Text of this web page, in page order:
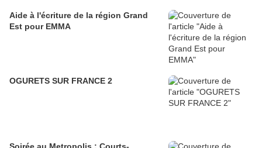
Aide à l'écriture de la région Grand
Est pour EMMA
OGURETS SUR FRANCE 2